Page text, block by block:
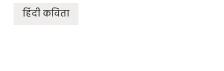
हिंदी कविता